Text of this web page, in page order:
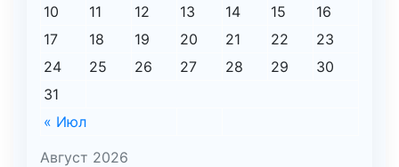
Август 2026
« Июл
10
11 12 13 14 15
16
17
18 19 20 21 22
23
24
25 26 27 28 29
30
31